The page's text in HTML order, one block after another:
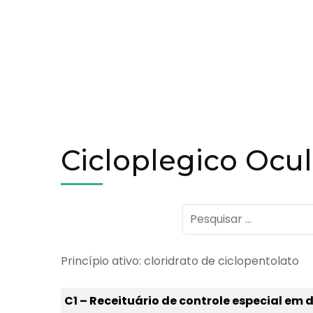
Cicloplegico
Pesquisar
por:
Princípio ativo: cloridrato de ciclopentolato
C1 – Receituário de controle especial em